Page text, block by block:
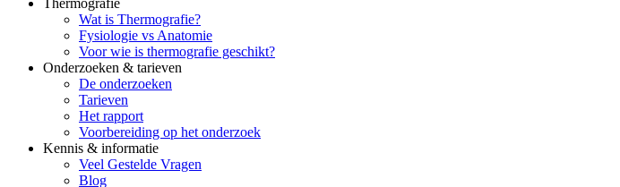
Wat is Thermografie?
Fysiologie vs Anatomie
Voor wie is thermografie geschikt?
Onderzoeken & tarieven
De onderzoeken
Tarieven
Het rapport
Voorbereiding op het onderzoek
Kennis & informatie
Veel Gestelde Vragen
Blog